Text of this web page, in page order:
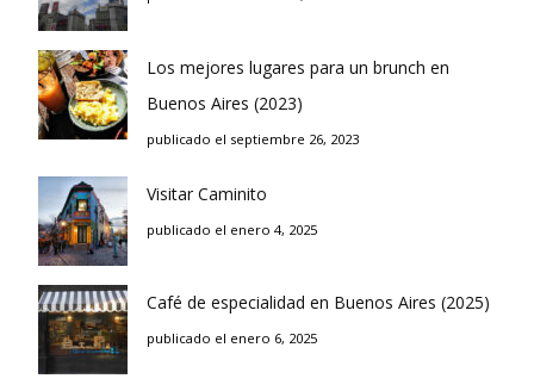
Los mejores lugares para un brunch en
Buenos Aires (2023)
publicado el septiembre 26, 2023
Visitar Caminito
publicado el enero 4, 2025
Café de especialidad en Buenos Aires (2025)
publicado el enero 6, 2025